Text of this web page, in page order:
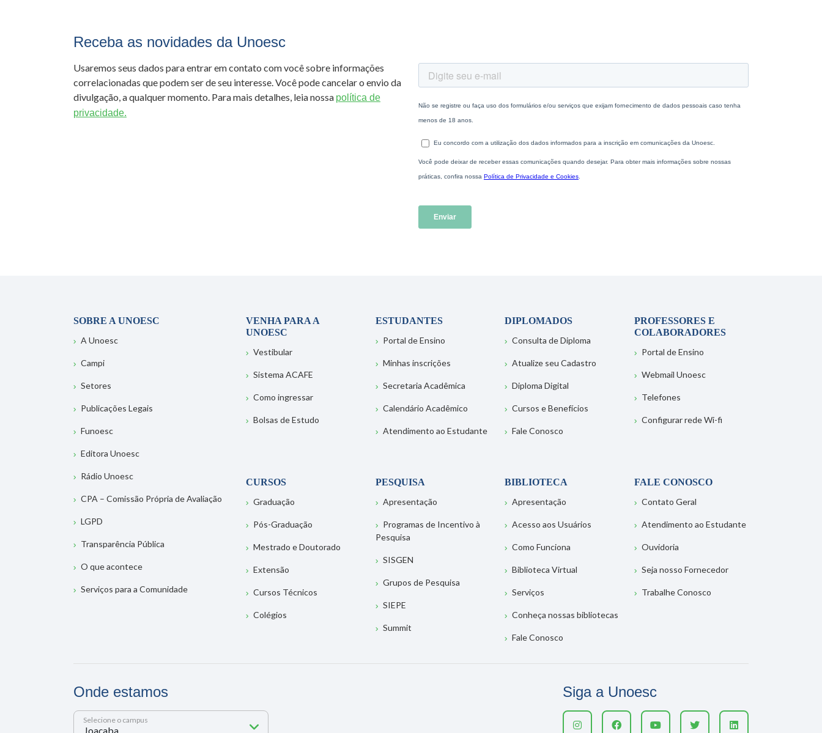
Receba as novidades da Unoesc
Usaremos seus dados para entrar em contato com você sobre informações
correlacionadas que podem ser de seu interesse. Você pode cancelar o envio da
divulgação, a qualquer momento. Para mais detalhes, leia nossa política de
privacidade.
SOBRE A UNOESC
A Unoesc
Campi
Setores
Publicações Legais
Funoesc
Editora Unoesc
Rádio Unoesc
CPA – Comissão Própria de Avaliação
LGPD
Transparência Pública
O que acontece
Serviços para a Comunidade
VENHA PARA A
UNOESC
Vestibular
Sistema ACAFE
Como ingressar
Bolsas de Estudo
ESTUDANTES
Portal de Ensino
Minhas inscrições
Secretaria Acadêmica
Calendário Acadêmico
Atendimento ao Estudante
DIPLOMADOS
Consulta de Diploma
Atualize seu Cadastro
Diploma Digital
Cursos e Benefícios
Fale Conosco
PROFESSORES E
COLABORADORES
Portal de Ensino
Webmail Unoesc
Telefones
Configurar rede Wi-fi
CURSOS
Graduação
Pós-Graduação
Mestrado e Doutorado
Extensão
Cursos Técnicos
Colégios
PESQUISA
Apresentação
Programas de Incentivo à
Pesquisa
SISGEN
Grupos de Pesquisa
SIEPE
Summit
BIBLIOTECA
Apresentação
Acesso aos Usuários
Como Funciona
Biblioteca Virtual
Serviços
Conheça nossas bibliotecas
Fale Conosco
FALE CONOSCO
Contato Geral
Atendimento ao Estudante
Ouvidoria
Seja nosso Fornecedor
Trabalhe Conosco
Onde estamos
Selecione o campus
Siga a Unoesc